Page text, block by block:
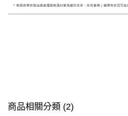
商品相關分類 (2)